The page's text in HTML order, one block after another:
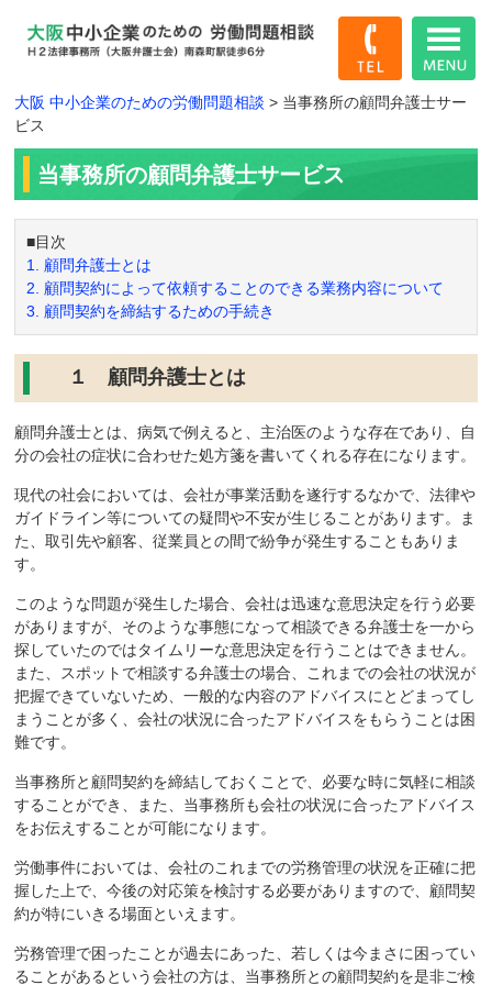
大阪 中小企業のための労働問題相談 > 当事務所の顧問弁護士サー
ビス
当事務所の顧問弁護士サービス
■目次
1. 顧問弁護士とは
2. 顧問契約によって依頼することのできる業務内容について
3. 顧問契約を締結するための手続き
１ 顧問弁護士とは
顧問弁護士とは、病気で例えると、主治医のような存在であり、自
分の会社の症状に合わせた処方箋を書いてくれる存在になります。
現代の社会においては、会社が事業活動を遂行するなかで、法律や
ガイドライン等についての疑問や不安が生じることがあります。ま
た、取引先や顧客、従業員との間で紛争が発生することもありま
す。
このような問題が発生した場合、会社は迅速な意思決定を行う必要
がありますが、そのような事態になって相談できる弁護士を一から
探していたのではタイムリーな意思決定を行うことはできません。
また、スポットで相談する弁護士の場合、これまでの会社の状況が
把握できていないため、一般的な内容のアドバイスにとどまってし
まうことが多く、会社の状況に合ったアドバイスをもらうことは困
難です。
当事務所と顧問契約を締結しておくことで、必要な時に気軽に相談
することができ、また、当事務所も会社の状況に合ったアドバイス
をお伝えすることが可能になります。
労働事件においては、会社のこれまでの労務管理の状況を正確に把
握した上で、今後の対応策を検討する必要がありますので、顧問契
約が特にいきる場面といえます。
労務管理で困ったことが過去にあった、若しくは今まさに困ってい
ることがあるという会社の方は、当事務所との顧問契約を是非ご検